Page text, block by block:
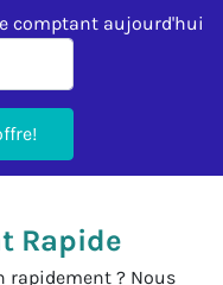
comptant aujourd'hui
Rapide
rapidement ? Nous